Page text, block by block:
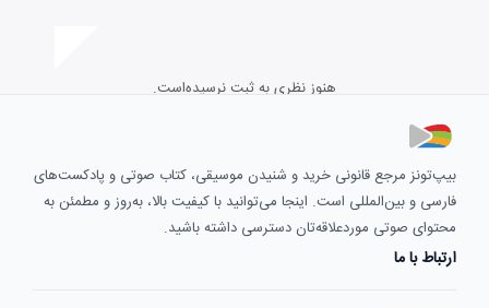
هنوز نظری به ثبت نرسیده‌است.
بیپ‌تونز مرجع قانونی خرید و شنیدن موسیقی، کتاب صوتی و پادکست‌های
فارسی و بین‌المللی است. اینجا می‌توانید با کیفیت بالا، به‌روز و مطمئن به
محتوای صوتی موردعلاقه‌تان دسترسی داشته باشید.
ارتباط با ما